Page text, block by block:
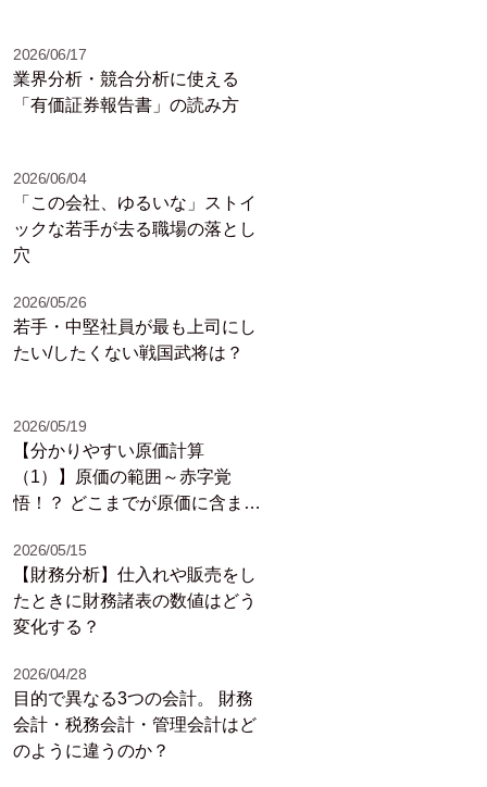
2026/06/17
業界分析・競合分析に使える
「有価証券報告書」の読み方
2026/06/04
「この会社、ゆるいな」ストイ
ックな若手が去る職場の落とし
穴
2026/05/26
若手・中堅社員が最も上司にし
たい/したくない戦国武将は？
2026/05/19
【分かりやすい原価計算
（1）】原価の範囲～赤字覚
悟！？ どこまでが原価に含まれ
2026/05/15
【財務分析】仕入れや販売をし
たときに財務諸表の数値はどう
変化する？
2026/04/28
目的で異なる3つの会計。 財務
会計・税務会計・管理会計はど
のように違うのか？